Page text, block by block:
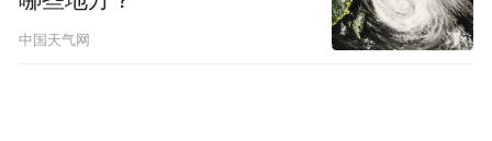
中国天气网